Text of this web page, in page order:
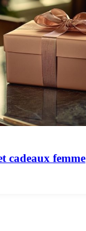
cadeaux femme